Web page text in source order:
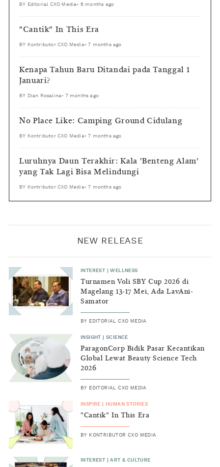
BY Editorial CXO Media• 6 months ago
"Cantik" In This Era
BY Kontributor CXO Media•7 months ago
Kenapa Tahun Baru Ditandai pada Tanggal 1
Januari?
BY Dian Rosalina• 7 months ago
No Place Like: Camping Ground Cidulang
BY Kontributor CXO Media•7 months ago
Luruhnya Daun Terakhir: Kala 'Benteng Alam'
yang Tak Lagi Bisa Melindungi
BY Kontributor CXO Media•7 months ago
NEW RELEASE
INTEREST |WELLNESS
Turnamen Voli SBY Cup 2026 di
Magelang 13-17 Mei, Ada LavAni-
Samator
BY EDITORIAL CXO MEDIA
INSIGHT |SCIENCE
ParagonCorp Bidik Pasar Kecantikan
Global Lewat Beauty Science Tech
2026
BY EDITORIAL CXO MEDIA
INSPIRE HUMAN STORIES
"Cantik" In This Era
BY KONTRIBUTOR CXO MEDIA
INTEREST |ART & CULTURE